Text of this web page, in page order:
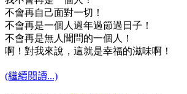
不會再自己面對一切！
不會再是一個人過年過節過日子！
不會再是無人聞問的一個人！
啊！對我來說，這就是幸福的滋味啊！
(繼續閱讀...)